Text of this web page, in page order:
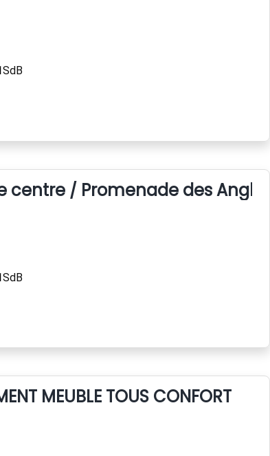
SdB
centre / Promenade des
SdB
MEUBLE TOUS CONFORT